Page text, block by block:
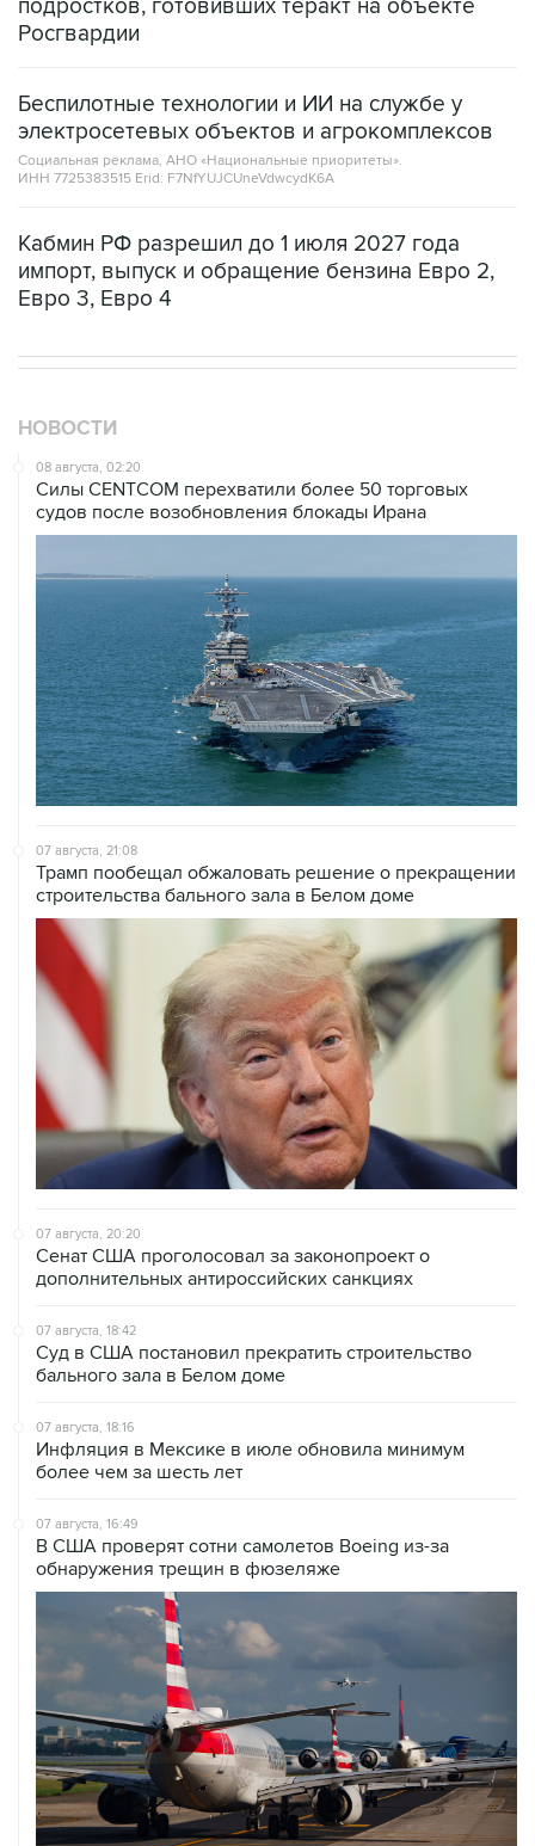
подростков, готовивших теракт на объекте
Росгвардии
Беспилотные технологии и ИИ на службе у
электросетевых объектов и агрокомплексов
Социальная реклама, АНО «Национальные приоритеты».
ИНН 7725383515 Erid: F7NfYUJCUneVdwcydK6A
Кабмин РФ разрешил до 1 июля 2027 года
импорт, выпуск и обращение бензина Евро 2,
Евро 3, Евро 4
НОВОСТИ
08 августа, 02:20
Силы CENTCOM перехватили более 50 торговых
судов после возобновления блокады Ирана
07 августа, 21:08
Трамп пообещал обжаловать решение о прекращении
строительства бального зала в Белом доме
07 августа, 20:20
Сенат США проголосовал за законопроект о
дополнительных антироссийских санкциях
07 августа, 18:42
Суд в США постановил прекратить строительство
бального зала в Белом доме
07 августа, 18:16
Инфляция в Мексике в июле обновила минимум
более чем за шесть лет
07 августа, 16:49
В США проверят сотни самолетов Boeing из-за
обнаружения трещин в фюзеляже